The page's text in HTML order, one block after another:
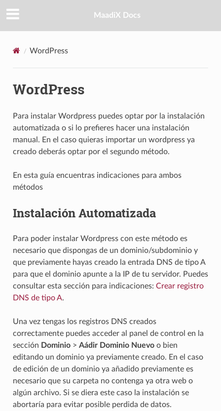
MaadiX Docs
WordPress
WordPress
Para instalar Wordpress puedes optar por la instalación
automatizada o si lo prefieres hacer una instalación
manual. En el caso quieras importar un wordpress ya
creado deberás optar por el segundo método.
En esta guía encuentras indicaciones para ambos
métodos
Instalación Automatizada
Para poder instalar Wordpress con este método es
necesario que dispongas de un dominio/subdominio y
que previamente hayas creado la entrada DNS de tipo A
para que el dominio apunte a la IP de tu servidor. Puedes
consultar esta sección para indicaciones: Crear registro
DNS de tipo A.
Una vez tengas los registros DNS creados
correctamente puedes acceder al panel de control en la
sección Dominio> Aádir Dominio Nuevoo bien
editando un dominio ya previamente creado. En el caso
de edición de un dominio ya añadido previamente es
necesario que su carpeta no contenga ya otra web o
algún archivo. Si se diera este caso la instalación se
abortaría para evitar posible perdida de datos.